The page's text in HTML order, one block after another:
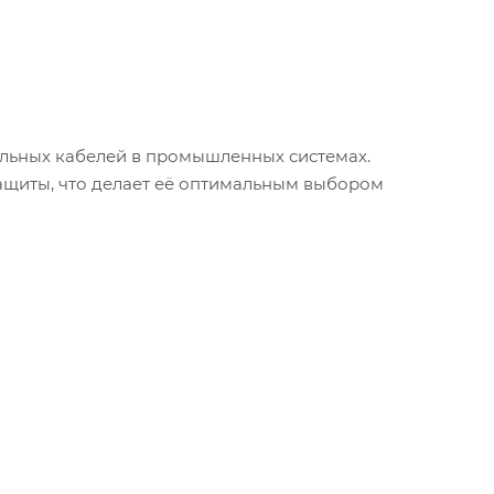
кабелей в промышленных системах.
что делает её оптимальным выбором